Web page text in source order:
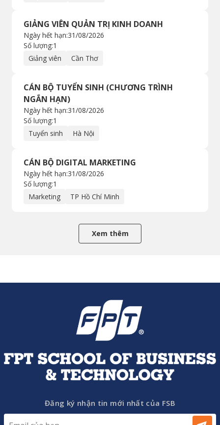
GIẢNG VIÊN QUẢN TRỊ KINH DOANH
Số lượng:1
Giảng viên
Cần Thơ
Ngày hết hạn:31/08/2026
CÁN BỘ TUYỂN SINH (CHƯƠNG TRÌNH
NGẮN HẠN)
Số lượng:1
Tuyển sinh
Hà Nội
Ngày hết hạn:31/08/2026
CÁN BỘ DIGITAL MARKETING
Số lượng:1
Marketing
TP Hồ Chí Minh
Ngày hết hạn:31/08/2026
Xem thêm
Đăng ký nhận tin mới nhất của FSB